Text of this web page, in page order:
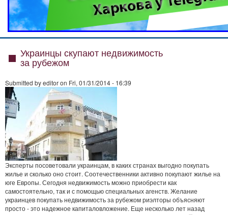
Украинцы скупают недвижимость
за рубежом
Submitted byeditoron Fri, 01/31/2014 - 16:39
Эксперты посоветовали украинцам, в каких странах выгодно покупать
жилье и сколько оно стоит. Соотечественники активно покупают жилье на
юге Европы. Сегодня недвижимость можно приобрести как
самостоятельно, так и с помощью специальных агенств. Желание
украинцев покупать недвижимость за рубежом риэлторы объясняют
просто - это надежное капиталовложение. Еще несколько лет назад